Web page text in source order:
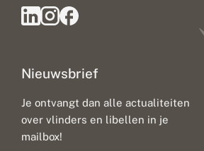
Nieuwsbrief
Je ontvangt dan alle actualiteiten
over vlinders en libellen in je
mailbox!